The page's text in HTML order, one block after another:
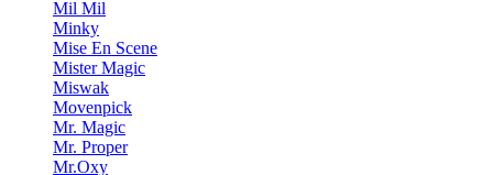
Mil Mil
Minky
Mise En Scene
Mister Magic
Miswak
Movenpick
Mr. Magic
Mr. Proper
Mr.Oxy